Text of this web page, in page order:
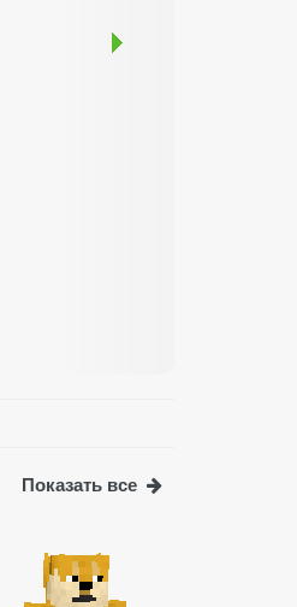
Показать все